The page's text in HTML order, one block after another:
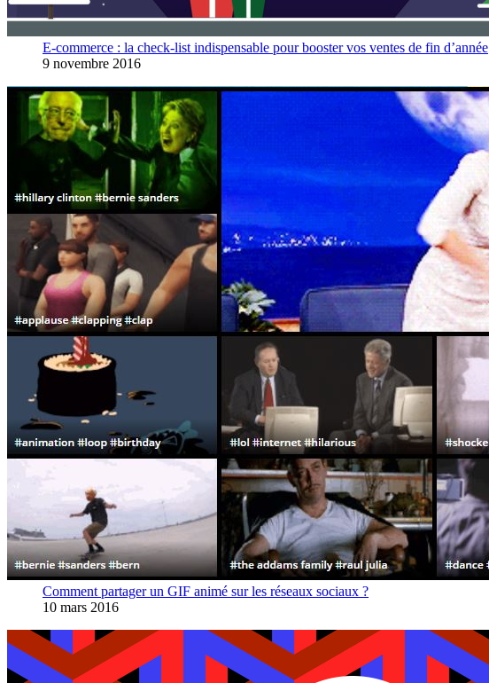
E-commerce : la check-list indispensable pour booster vos ventes de fin d’année
9 novembre 2016
Comment partager un GIF animé sur les réseaux sociaux ?
10 mars 2016